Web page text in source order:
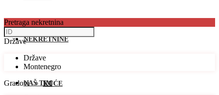
NEKRETNINE
KUĆE
NAŠ TIM
Pretraga nekretnina
Države
Države
Montenegro
Gradovi